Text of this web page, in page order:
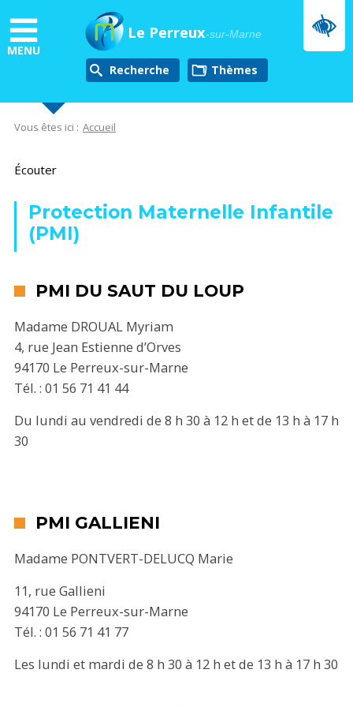
au
contenu
principal
MENU
Le Perreux-sur-Marne
Recherche thèmes
Vous êtes ici : Accueil
Écouter
Protection Maternelle Infantile
(PMI)
PMI DU SAUT DU LOUP
Madame DROUAL Myriam
4, rue Jean Estienne d’Orves
94170 Le Perreux-sur-Marne
Tél. : 01 56 71 41 44
Du lundi au vendredi de 8 h 30 à 12 h et de 13 h à 17 h
30
PMI GALLIENI
Madame PONTVERT-DELUCQ Marie
11, rue Gallieni
94170 Le Perreux-sur-Marne
Tél. : 01 56 71 41 77
Les lundi et mardi de 8 h 30 à 12 h et de 13 h à 17 h 30